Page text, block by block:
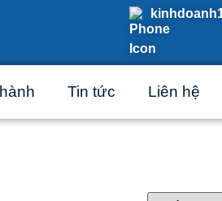
Tin tức Liên hệ